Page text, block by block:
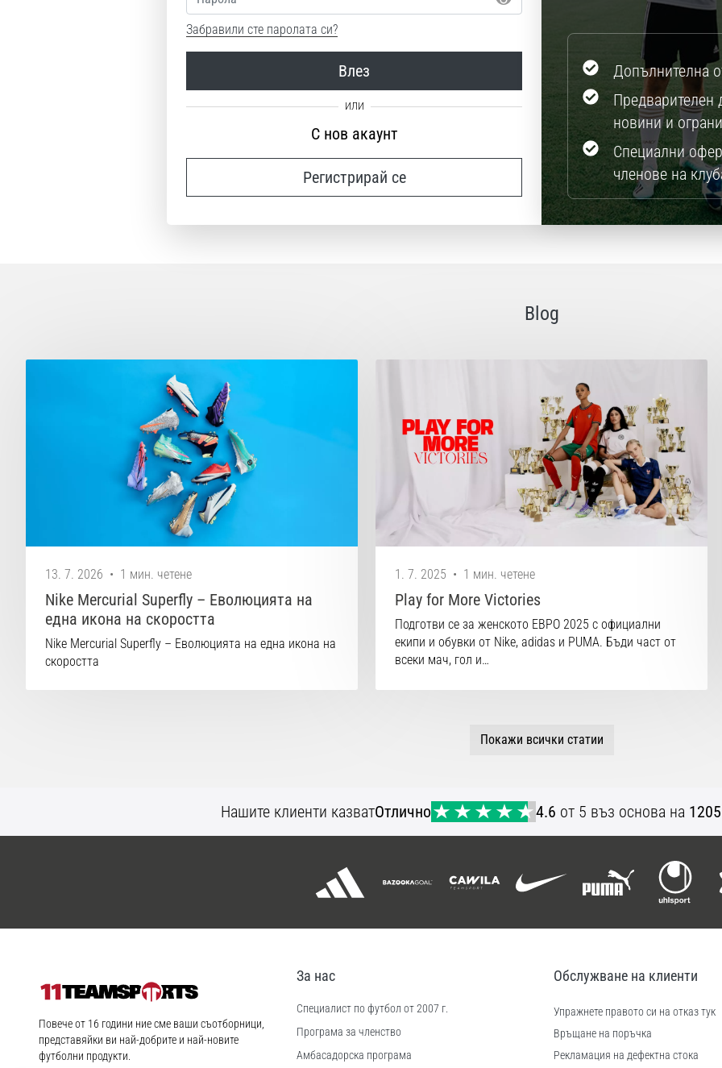
Забравили сте паролата си?
Влез
С нов акаунт
Регистрирай се
Допълнителна
Предварителен
новини и
Специални
членове на
Blog
13. 7. 2026 • 1 мин. четене
Nike Mercurial Superfly – Еволюцията на
една икона на скоростта
Nike Mercurial Superfly – Еволюцията на една икона на
скоростта
1. 7. 2025 • 1 мин. четене
Play for More Victories
Подготви се за женското ЕВРО 2025 с официални
екипи и обувки от Nike, adidas и PUMA. Бъди част от
всеки мач, гол и…
Покажи всички статии
Нашите клиенти казватОтлично 4.6 от 5 въз основа на
11teamsports.bg
Повече от 16 години ние сме ваши съотборници,
представяйки ви най-добрите и най-новите
футболни продукти.
За нас
Специалист по футбол от 2007 г.
Програма за членство
Aмбасадорска програма
Обслужване на клиенти
Упражнете правото си на отказ тук
Връщане на поръчка
Рекламация на дефектна стока